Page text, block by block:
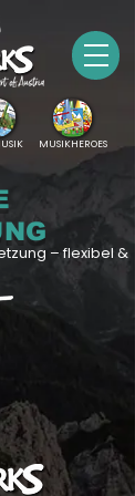
MUSIKHEROES
– flexibel &